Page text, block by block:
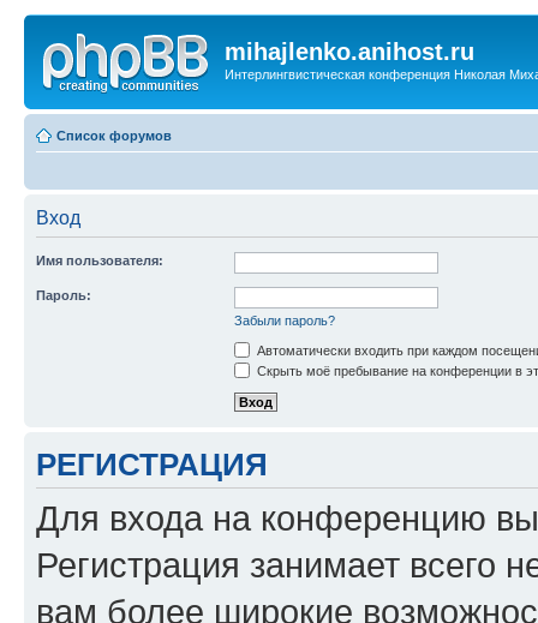
mihajlenko.anihost.ru
Интерлингвистическая конференция Николая
Список форумов
Вход
Имя пользователя:
Пароль:
Забыли пароль?
Автоматически входить при каждом
Скрыть моё пребывание на конференции в
РЕГИСТРАЦИЯ
Для входа на конференцию
Регистрация занимает всего
вам более широкие